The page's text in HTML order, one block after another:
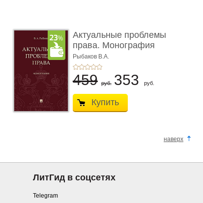
Актуальные проблемы
права. Монография
Рыбаков В.А.
459 руб. 353 руб.
Купить
наверх
ЛитГид в соцсетях
Telegram